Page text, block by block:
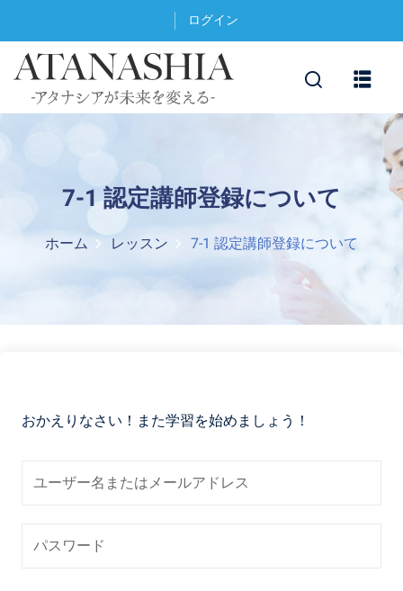
ログイン
7-1 認定講師登録について
ホーム レッスン 7-1 認定講師登録について
おかえりなさい！また学習を始めましょう！